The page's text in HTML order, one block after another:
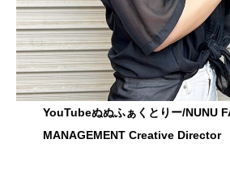
YouTubeぬぬふぁくとりー/NUNU
MANAGEMENT Creative Director